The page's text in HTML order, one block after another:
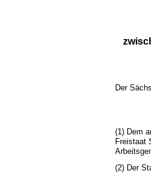
Der
(1) Dem
Freistaat
(2) Der